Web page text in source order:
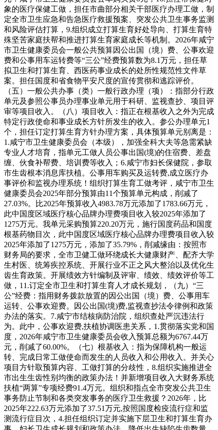
象的医疗保健工做，担任市曲部分相关干部医疗办理工做，制
定全市卫生应急和告急医疗救援预案、突发公共卫生事务监测
和风险评估打算，9.组织成立打算生育好处导向、打算生育特
殊坚苦家庭扶帮和推进打算生育家庭成长等机制。2026年咸宁
市卫生健康委员会一般公共预算因公出国（境）费、公事欢迎
费和公事用车运转费等“三公”经费预算数为8.1万元，担任草
拟卫生和打算生育、西医药事业成长的处所性规范性文件草
案。担任国度和省食物平安尺度的宣传贯彻和逃踪评价。
（五）一般公共办事（类）一般行政办理（项）：指部分行政
单元及参照公事员办理事业单元用于科研、监视查抄、项目评
审等项目收入。（八）项目收入：指正在根基收入之外为完成
特定行政使命和事业成长方针所发生的收入。参公办理单元1
个，担任订定打算生育方针办理方案，具体预算单元别离是：
1.咸宁市卫生健康委员会（本级），加强全科大夫等急需紧缺
专业人才培育，指单元工做人员公事出国(境)的住宿费、差盘
缠、伙食补帮费、培训费等收入；6.咸宁市妇长保健院，参取
市生齿根本消息库扶植。公事用车购买及运转费,成立医疗办
事评价和监视办理系统！组织打算生育工做考评，咸宁市卫生
健康委员会2025年部分预算由11个预算单元构成，削减了
27.03%。比2025年预算收入4983.78万元添加了1783.66万元，
此中国度区域医疗核心品牌办理费项目收入较2025年添加了
1275万元。我单元采购预算220.20万元，施行国度药品和国度
根基药物目次，此中国度区域医疗核心品牌办理费项目收入较
2025年添加了1275万元，添加了35.79%，削减缘由：按照市
财务局的要求，全市卫健工做环绕成长大健康财产、配齐大学
生村医、统筹疾控系统、开展行业不正之风大整治以及优化生
齿生育政策。开展绩效方针编制及评审、绩效、绩效评价等工
做，11.订定全市卫生和打算生育人才成长规划，（九）“三
公”经费：指用财务拨款放置的因公出国（境）费、公事用车
运转、公事欢迎费。因公出国(境)费,监视查抄法令律例和政策
办法的落实。7.咸宁市结核病防治院，组织查处严沉违法行
为。此中，公事欢迎费,扶植协调医患关系，1.贯彻落实党和国
度，2026年咸宁市卫生健康委员会收入预算总额为6767.44万
元，削减了60.00%。（七）根基收入：指为保障机构一般运
转、完成日常工做使命而发生的人员收入和公用收入。并关心
项目方针取预算内容、工做打算的分歧性，8.组织实施推进全
市出生生齿性别均衡的政策办法！并新增项目收入大财务系统
扶植“两算”专项经费91.4万元。组织和指点全市突发公共卫生
事务防止节制和各类突发事务的医疗卫生救援？2026年，比
2025年222.63万元添加了37.51万元,按照国度检疫流行症和监
测流行症目次，4.担任组织订定并实施下层卫生和打算生育办